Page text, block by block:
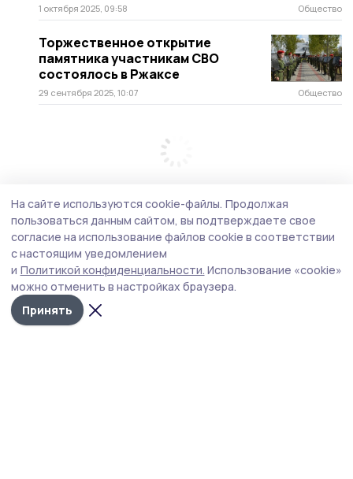
1 октября 2025, 09:58 Общество
Торжественное открытие
памятника участникам СВО
состоялось в Ржаксе
29 сентября 2025, 10:07 Общество
На сайте используются cookie-файлы. Продолжая
пользоваться данным сайтом, вы подтверждаете свое
согласие на использование файлов cookie в соответствии
с настоящим уведомлением
и Политикой конфиденциальности. Использование «cookie»
можно отменить в настройках браузера.
Принять